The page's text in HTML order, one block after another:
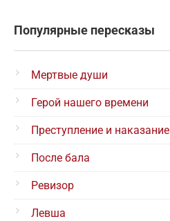
Популярные пересказы
Мертвые души
Герой нашего времени
Преступление и наказание
После бала
Ревизор
Левша